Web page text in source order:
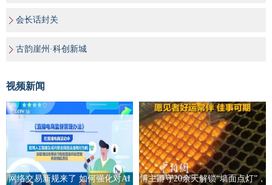
会长话封关
古韵崖州·科创新城
视频新闻
网络交易新规来了 如何强化对AI
博主蹲守20余天解锁“墙面点灯”，